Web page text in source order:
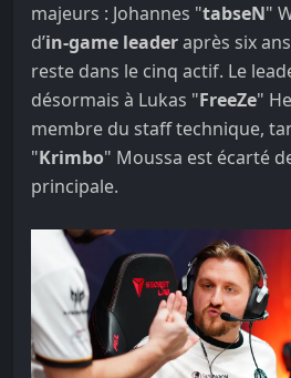
majeurs : Johannes "tabseN"
d’in-game leaderaprès six
reste dans le cinq actif. Le
désormais à Lukas "FreeZe"
membre du staff technique,
"Krimbo" Moussa est écarté
principale.